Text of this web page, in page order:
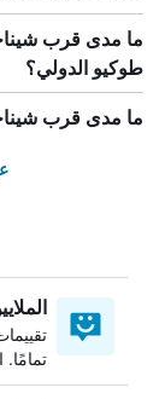
ما مدى قرب
طوكيو الدولي؟
ما مدى قرب
تمامًا.